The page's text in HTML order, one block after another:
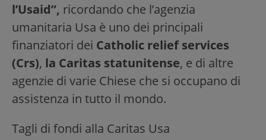
l’Usaid”, ricordando che l’agenzia
umanitaria Usa è uno dei principali
finanziatori dei Catholic relief services
(Crs), la Caritas statunitense, e di altre
agenzie di varie Chiese che si occupano di
assistenza in tutto il mondo.
Tagli di fondi alla Caritas Usa